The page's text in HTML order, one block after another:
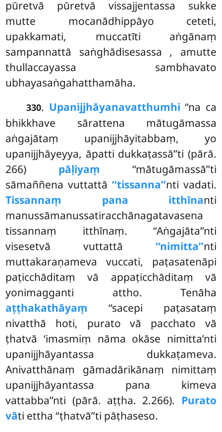
pūretvā pūretvā vissajjentassa sukke
mutte mocanādhippāyo ceteti,
upakkamati, muccatīti aṅgānaṃ
sampannattā saṅghādisesassa , amutte
thullaccayassa sambhavato
ubhayasaṅgahatthamāha.
330. Upanijjhāyanavatthumhi ‘‘na ca
bhikkhave sārattena mātugāmassa
aṅgajātaṃ upanijjhāyitabbaṃ, yo
upanijjhāyeyya, āpatti dukkaṭassā’’ti (pārā.
266) pāḷiyaṃ ‘‘mātugāmassā’’ti
sāmaññena vuttattā ‘‘tissanna’’nti vadati.
Tissannaṃ pana itthīnanti
manussāmanussatiracchānagatavasena
tissannaṃ itthīnaṃ. ‘‘Aṅgajāta’’nti
visesetvā vuttattā ‘‘nimitta’’nti
muttakaraṇameva vuccati, paṭasatenāpi
paṭicchāditaṃ vā appaṭicchāditaṃ vā
yonimagganti attho. Tenāha
aṭṭhakathāyaṃ ‘‘sacepi paṭasataṃ
nivatthā hoti, purato vā pacchato vā
ṭhatvā ‘imasmiṃ nāma okāse nimitta’nti
upanijjhāyantassa dukkaṭameva.
Anivatthānaṃ gāmadārikānaṃ nimittaṃ
upanijjhāyantassa pana kimeva
vattabba’’nti (pārā. aṭṭha. 2.266). Purato
vāti ettha ‘‘ṭhatvā’’ti pāṭhaseso.